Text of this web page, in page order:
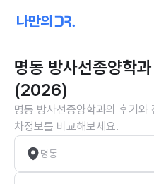
명동 방사선종양학
(2026)
명동 방사선종양학과의 후기와
차정보를 비교해보세요.
명동